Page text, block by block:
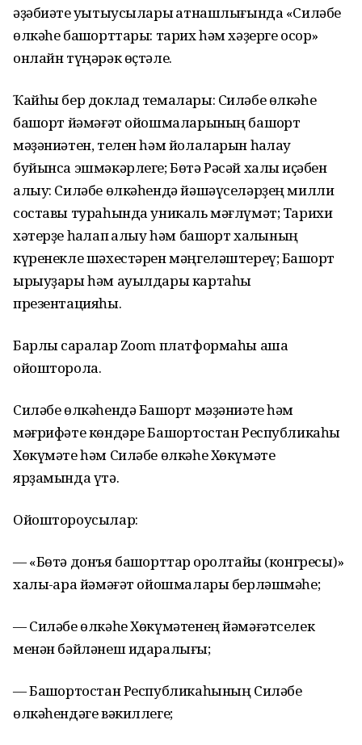
әҙәбиәте уҡытыусылары ҡатнашлығында «Силәбе
өлкәһе башҡорттары: тарих һәм хәҙерге осор»
онлайн түңәрәк өҫтәле.
Ҡайһы бер доклад темалары: Силәбе өлкәһе
башҡорт йәмәғәт ойошмаларының башҡорт
мәҙәниәтен, телен һәм йолаларын һаҡлау
буйынса эшмәкәрлеге; Бөтә Рәсәй халыҡ иҫәбен
алыу: Силәбе өлкәһендә йәшәүселәрҙең милли
составы тураһында уникаль мәғлүмәт; Тарихи
хәтерҙе һаҡлап ҡалыу һәм башҡорт халҡының
күренекле шәхестәрен мәңгеләштереү; Башҡорт
ырыуҙары һәм ауылдары картаһы
презентацияһы.
Барлыҡ саралар Zoom платформаһы аша
ойошторола.
Силәбе өлкәһендә Башҡорт мәҙәниәте һәм
мәғрифәте көндәре Башҡортостан Республикаһы
Хөкүмәте һәм Силәбе өлкәһе Хөкүмәте
ярҙамында үтә.
Ойоштороусылар:
— «Бөтә донъя башҡорттар ҡоролтайы (конгресы)»
халыҡ-ара йәмәғәт ойошмалары берләшмәһе;
— Силәбе өлкәһе Хөкүмәтенең йәмәғәтселек
менән бәйләнеш идаралығы;
— Башҡортостан Республикаһының Силәбе
өлкәһендәге вәкиллеге;